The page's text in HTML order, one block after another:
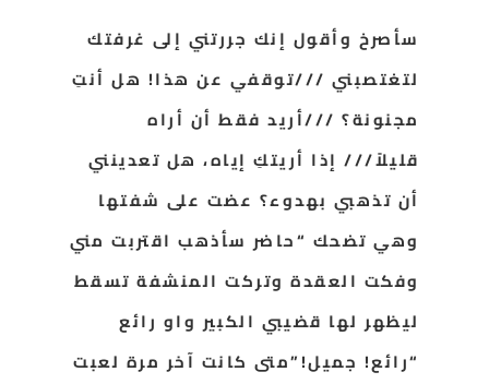
سأصرخ وأقول إنك جررتني إلىغرفتك
لتغتصبني ///توقفي عن هذا! هل أنتِ
مجنونة؟ ///أريد فقط أن أراه
قليلاً/// إذا أريتكِ إياه، هل تعدينني
أن تذهبي بهدوء؟ عضت على شفتها
وهي تضحك “حاضر سأذهب اقتربت مني
وفكت العقدة وتركت المنشفة تسقط
ليظهر لها قضيبي الكبير واو رائع
“رائع! جميل!”متى كانت آخر مرة لعبت